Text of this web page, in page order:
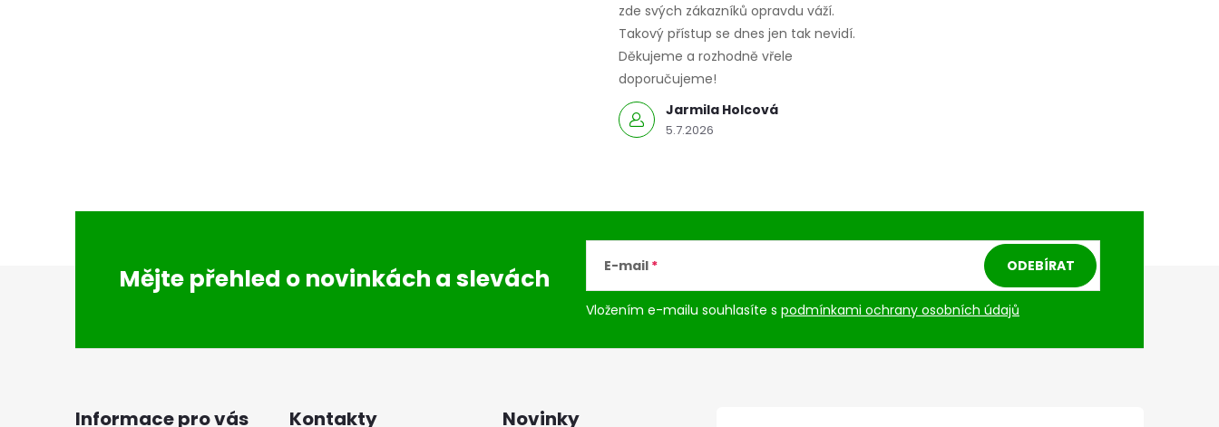
Jarmila Holcová
5.7.2026
zde svých zákazníků opravdu váží.
Takový přístup se dnes jen tak nevidí.
Děkujeme a rozhodně vřele
doporučujeme!
Mějte přehled o novinkách a slevách E-mail
Vložením e-mailu souhlasíte s podmínkami ochrany osobních údajů
ODEBÍRAT
Informace pro vás Kontakty Novinky